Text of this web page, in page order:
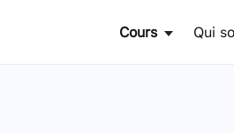
Cours Qui